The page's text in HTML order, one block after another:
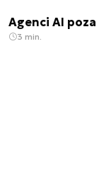
Agenci AI
3 min.